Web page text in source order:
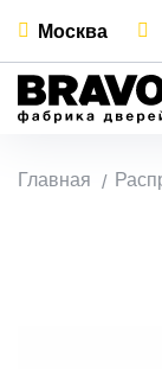
Москва
Главная